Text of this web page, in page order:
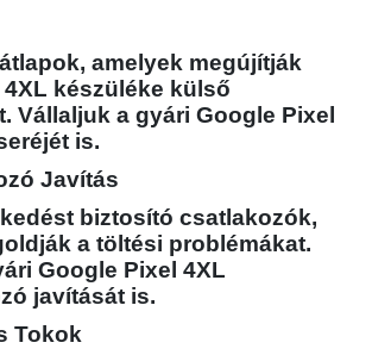
amelyek megújítják
készüléke külső
Vállaljuk a gyári Google Pixel
is.
Javítás
biztosító csatlakozók,
a töltési problémákat.
Google Pixel 4XL
javítását is.
Tokok